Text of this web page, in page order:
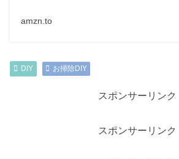
amzn.to
DIY お掃除DIY
スポンサーリンク
スポンサーリンク